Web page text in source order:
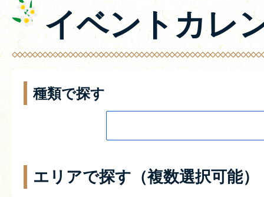
イベントカレ
種類で探す
エリアで探す（複数選択可能）